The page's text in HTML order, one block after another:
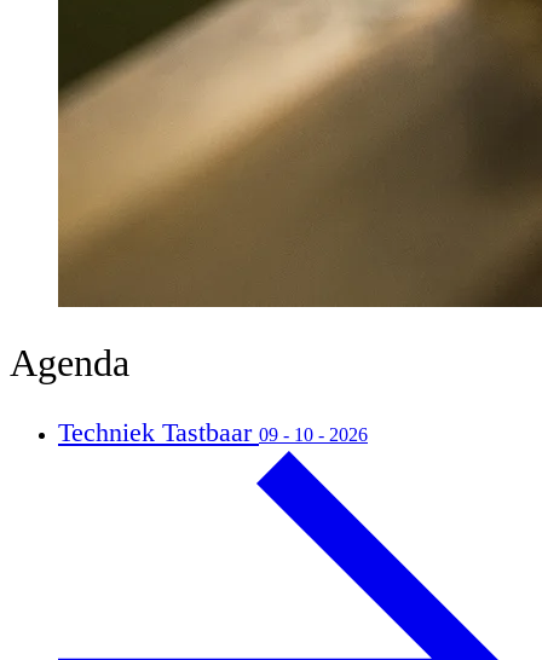
Agenda
Techniek Tastbaar 09 - 10 - 2026